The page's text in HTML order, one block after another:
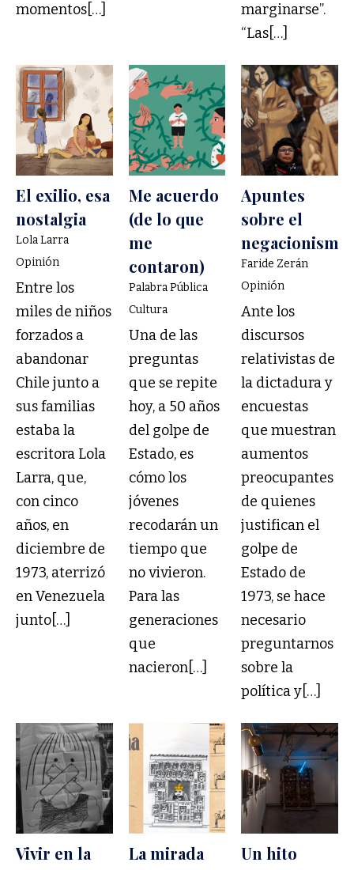
momentos[…]
marginarse”.
“Las[…]
El exilio, esa
nostalgia
Lola Larra
Opinión
Entre los
miles de niños
forzados a
abandonar
Chile junto a
sus familias
estaba la
escritora Lola
Larra, que,
con cinco
años, en
diciembre de
1973, aterrizó
en Venezuela
junto[…]
Me acuerdo
(de lo que
me
contaron)
Palabra Pública
Cultura
Una de las
preguntas
que se repite
hoy, a 50 años
del golpe de
Estado, es
cómo los
jóvenes
recodarán un
tiempo que
no vivieron.
Para las
generaciones
que
nacieron[…]
Apuntes
sobre el
negacionismo
Faride Zerán
Opinión
Ante los
discursos
relativistas de
la dictadura y
encuestas
que muestran
aumentos
preocupantes
de quienes
justifican el
golpe de
Estado de
1973, se hace
necesario
preguntarnos
sobre la
política y[…]
Vivir en la
La mirada
Un hito